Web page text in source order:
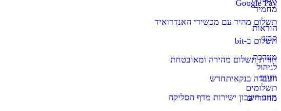
מחמיר
הוראות
קבע
מערכת
לניהול
וחיוב
תשלומים
מחזוריים
Google Pay
תשלום מהיר עם מכשירי האנדרואיד
תשלום ב-bit
חווית תשלום מהירה ומאובטחת
העברה בנקאיתחדש
חיוב חשבון ישירות מדף הסליקה